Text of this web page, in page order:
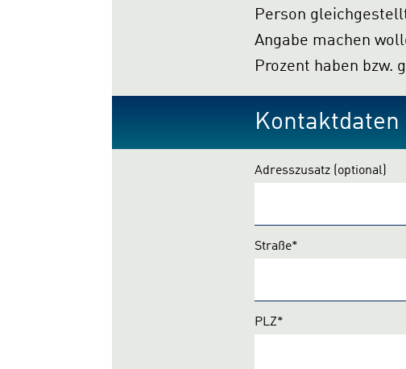
Person gleichgestellt sind. Wählen
Angabe machen wollen oder keinen Grad der
Prozent
Kontaktdaten
Adresszusatz (optional)
Straße*
PLZ*